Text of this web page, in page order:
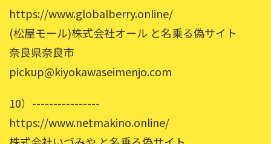
https://www.globalberry.online/
(松屋モール)株式会社オール と名乗る偽サイト
奈良県奈良市
pickup@kiyokawaseimenjo.com
10）----------------
https://www.netmakino.online/